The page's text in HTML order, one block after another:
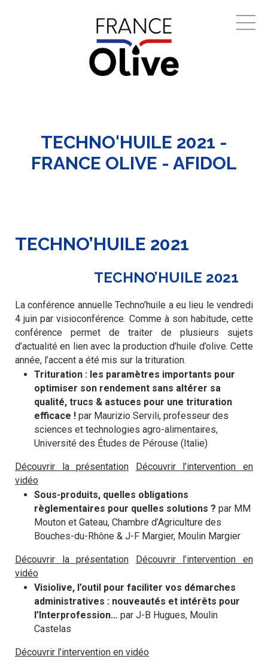
TECHNO'HUILE 2021 -
FRANCE OLIVE - AFIDOL
TECHNO’HUILE 2021
TECHNO’HUILE 2021
La conférence annuelle Techno’huile a eu lieu le vendredi
4 juin par visioconférence. Comme à son habitude, cette
conférence permet de traiter de plusieurs sujets
d’actualité en lien avec la production d’huile d’olive. Cette
année, l’accent a été mis sur la trituration.
Trituration : les paramètres importants pour
optimiser son rendement sans altérer sa
qualité, trucs & astuces pour une trituration
efficace ! par Maurizio Servili, professeur des
sciences et technologies agro-alimentaires,
Université des Études de Pérouse (Italie)
Découvrir la présentation
Découvrir l’intervention en
vidéo
Sous-produits, quelles obligations
règlementaires pour quelles solutions ? par MM
Mouton et Gateau, Chambre d’Agriculture des
Bouches-du-Rhône & J-F Margier, Moulin Margier
Découvrir la présentation
Découvrir l’intervention en
vidéo
Visiolive, l’outil pour faciliter vos démarches
administratives : nouveautés et intérêts pour
l’Interprofession… par J-B Hugues, Moulin
Castelas
Découvrir l’intervention en vidéo